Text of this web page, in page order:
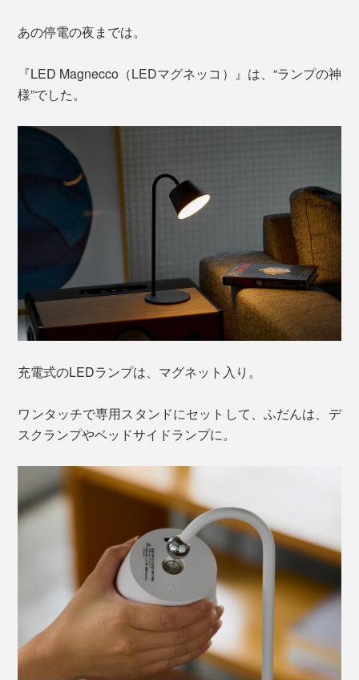
あの停電の夜までは。
『LED Magnecco（LEDマグネッコ）』は、“ランプの神
様”でした。
充電式のLEDランプは、マグネット入り。
ワンタッチで専用スタンドにセットして、ふだんは、デ
スクランプやベッドサイドランプに。